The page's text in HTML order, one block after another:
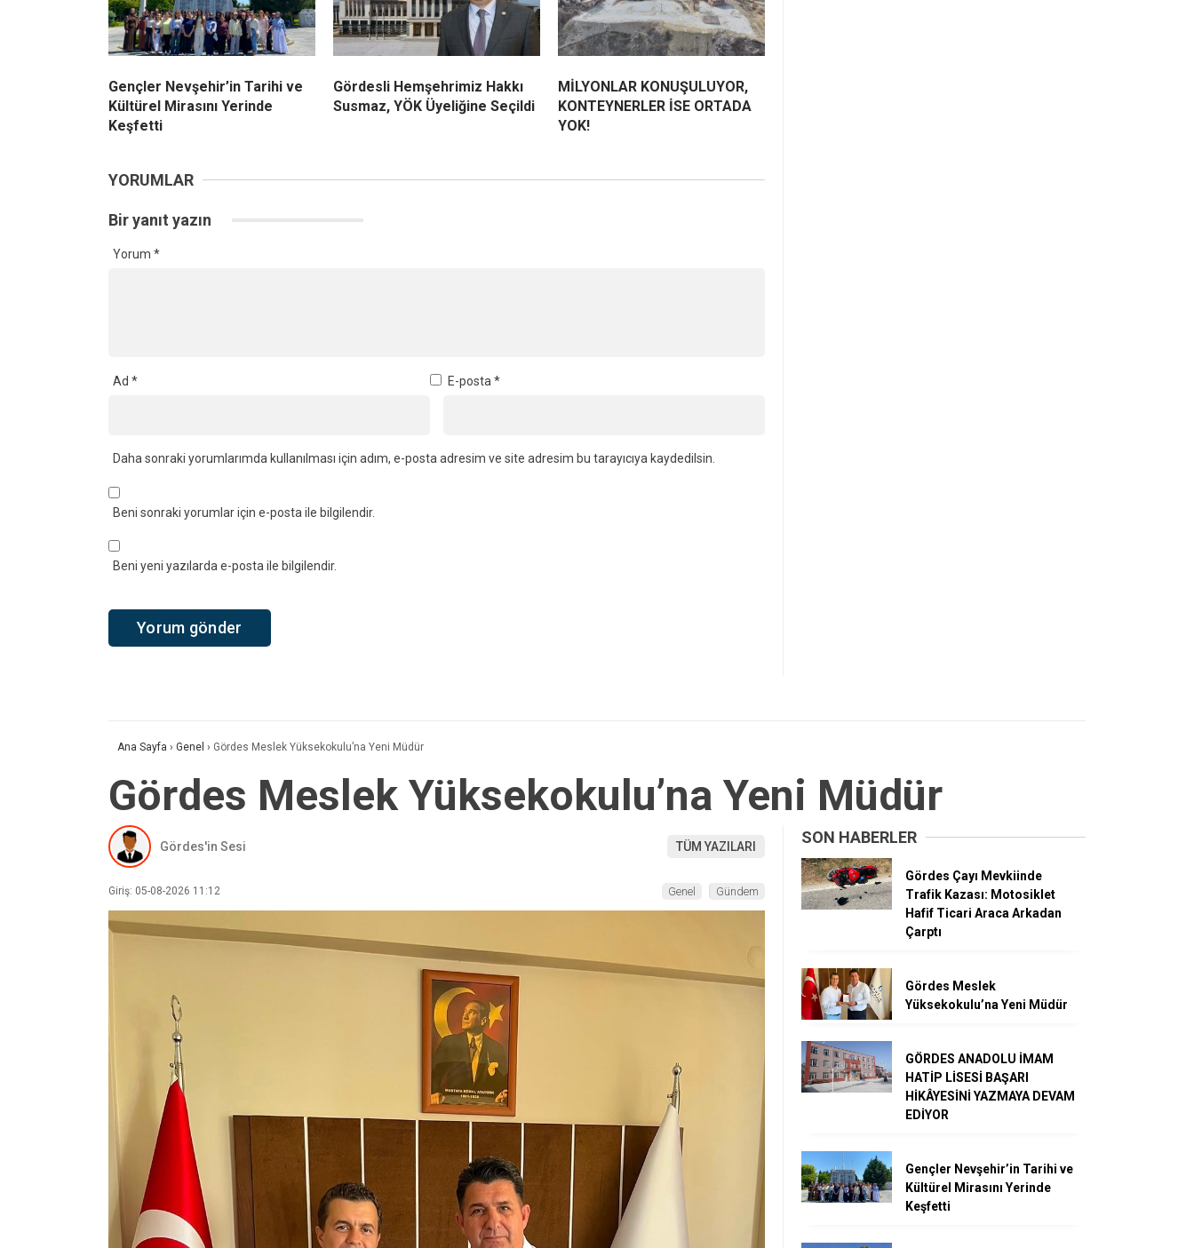
Gençler Nevşehir’in Tarihi ve
Kültürel Mirasını Yerinde
Keşfetti
Gördesli Hemşehrimiz Hakkı
Susmaz, YÖK Üyeliğine Seçildi
MİLYONLAR KONUŞULUYOR,
KONTEYNERLER İSE ORTADA
YOK!
YORUMLAR
Bir yanıt yazın
Yorum *
Ad * E-posta *
Daha sonraki yorumlarımda kullanılması için adım, e-posta adresim ve site adresim bu tarayıcıya kaydedilsin.
Beni sonraki yorumlar için e-posta ile bilgilendir.
Beni yeni yazılarda e-posta ile bilgilendir.
Ana Sayfa › Genel › Gördes Meslek Yüksekokulu’na Yeni Müdür
Gördes Meslek Yüksekokulu’na Yeni Müdür
Gördes'in Sesi TÜM YAZILARI
Giriş: 05-08-2026 11:12 Genel Gündem
SON HABERLER
Gördes Çayı Mevkiinde
Trafik Kazası: Motosiklet
Hafif Ticari Araca Arkadan
Çarptı
Gördes Meslek
Yüksekokulu’na Yeni Müdür
GÖRDES ANADOLU İMAM
HATİP LİSESİ BAŞARI
HİKÂYESİNİ YAZMAYA DEVAM
EDİYOR
Gençler Nevşehir’in Tarihi ve
Kültürel Mirasını Yerinde
Keşfetti